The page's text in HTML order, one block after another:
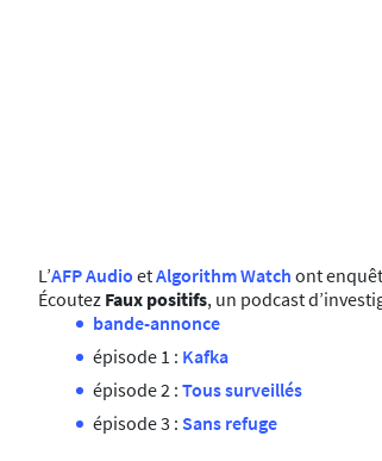
L’AFP Audio etAlgorithm Watch ont
Écoutez Faux positifs, un podcast
bande-annonce
épisode 1 : Kafka
épisode 2 : Tous surveillés
épisode 3 : Sans refuge